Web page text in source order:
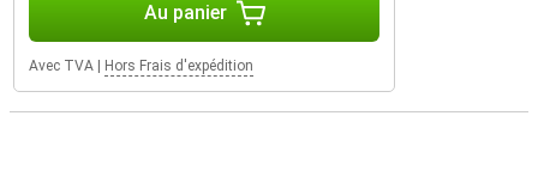
Au panier
Avec TVA Hors Frais d'expédition